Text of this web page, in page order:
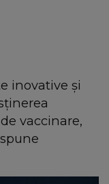
inovative și
vaccinare,